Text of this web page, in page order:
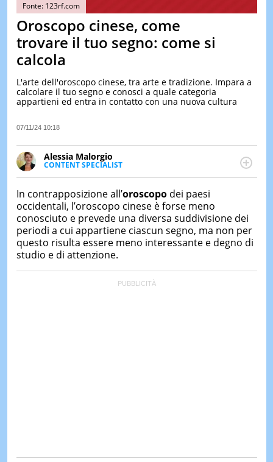
TEST
LE
DI
IERI
Fonte: 123rf.com
Oroscopo cinese, come
trovare il tuo segno: come si
calcola
L'arte dell'oroscopo cinese, tra arte e tradizione. Impara a
calcolare il tuo segno e conosci a quale categoria
appartieni ed entra in contatto con una nuova cultura
07/11/24 10:18
Alessia Malorgio
CONTENT SPECIALIST
Ha conseguito un Master in Marketing Management
occupa della creazione di contenuti in ottica SEO e
dello sviluppo di strategie marketing attraverso
canali digitali.
In contrapposizione all’oroscopo dei paesi
occidentali, l’oroscopo cinese è forse meno
conosciuto e prevede una diversa suddivisione dei
periodi a cui appartiene ciascun segno, ma non per
questo risulta essere meno interessante e degno di
studio e di attenzione.